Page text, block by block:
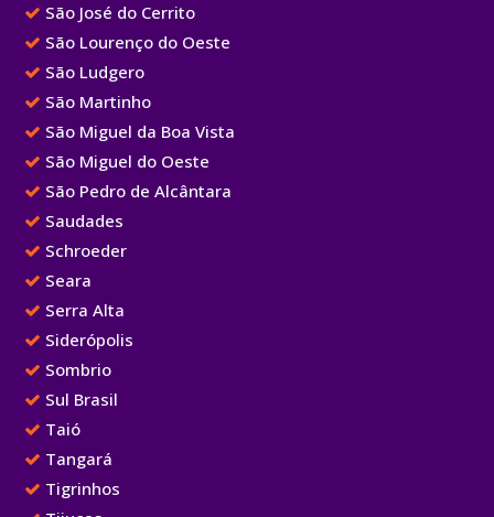
São José do Cerrito
São Lourenço do Oeste
São Ludgero
São Martinho
São Miguel da Boa Vista
São Miguel do Oeste
São Pedro de Alcântara
Saudades
Schroeder
Seara
Serra Alta
Siderópolis
Sombrio
Sul Brasil
Taió
Tangará
Tigrinhos